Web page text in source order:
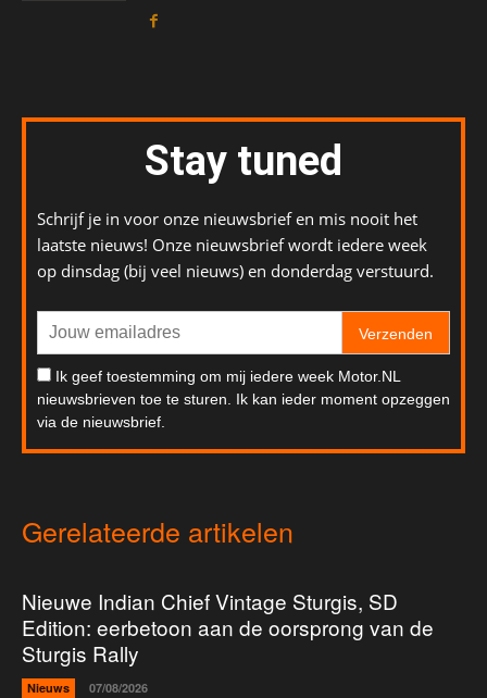
Stay tuned
Schrijf je in voor onze nieuwsbrief en mis nooit het
laatste nieuws! Onze nieuwsbrief wordt iedere week
op dinsdag (bij veel nieuws) en donderdag verstuurd.
Verzenden
Ik geef toestemming om mij iedere week Motor.NL
nieuwsbrieven toe te sturen. Ik kan ieder moment opzeggen
via de nieuwsbrief.
Gerelateerde artikelen
Nieuwe Indian Chief Vintage Sturgis, SD
Edition: eerbetoon aan de oorsprong van de
Sturgis Rally
Nieuws 07/08/2026